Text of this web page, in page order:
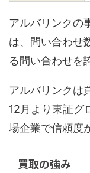
アルバリンクの
は、問い合わせ
る問い合わせを
アルバリンクは
12月より東証グ
場企業で信頼度
買取の強み